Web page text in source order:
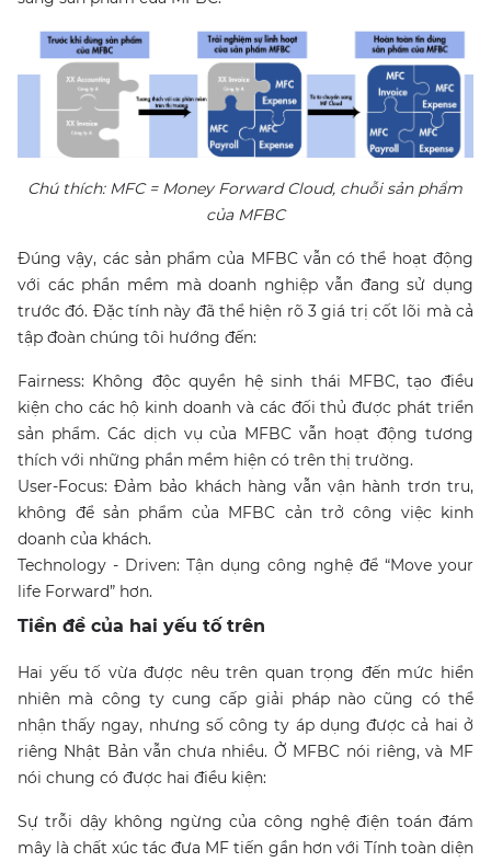
Chú thích: MFC = Money Forward Cloud, chuỗi sản phẩm
của MFBC
Đúng vậy, các sản phẩm của MFBC vẫn có thể hoạt động
với các phần mềm mà doanh nghiệp vẫn đang sử dụng
trước đó. Đặc tính này đã thể hiện rõ 3 giá trị cốt lõi mà cả
tập đoàn chúng tôi hướng đến:
Fairness: Không độc quyền hệ sinh thái MFBC, tạo điều
kiện cho các hộ kinh doanh và các đối thủ được phát triển
sản phẩm. Các dịch vụ của MFBC vẫn hoạt động tương
thích với những phần mềm hiện có trên thị trường.
User-Focus: Đảm bảo khách hàng vẫn vận hành trơn tru,
không để sản phẩm của MFBC cản trở công việc kinh
doanh của khách.
Technology - Driven: Tận dụng công nghệ để “Move your
life Forward” hơn.
Tiền đề của hai yếu tố trên
Hai yếu tố vừa được nêu trên quan trọng đến mức hiển
nhiên mà công ty cung cấp giải pháp nào cũng có thể
nhận thấy ngay, nhưng số công ty áp dụng được cả hai ở
riêng Nhật Bản vẫn chưa nhiều. Ở MFBC nói riêng, và MF
nói chung có được hai điều kiện:
Sự trỗi dậy không ngừng của công nghệ điện toán đám
mây là chất xúc tác đưa MF tiến gần hơn với Tính toàn diện